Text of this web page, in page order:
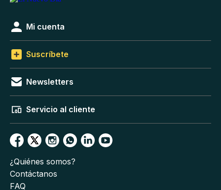
Mi cuenta
Suscríbete
Newsletters
Servicio al cliente
¿Quiénes somos?
Contáctanos
FAQ